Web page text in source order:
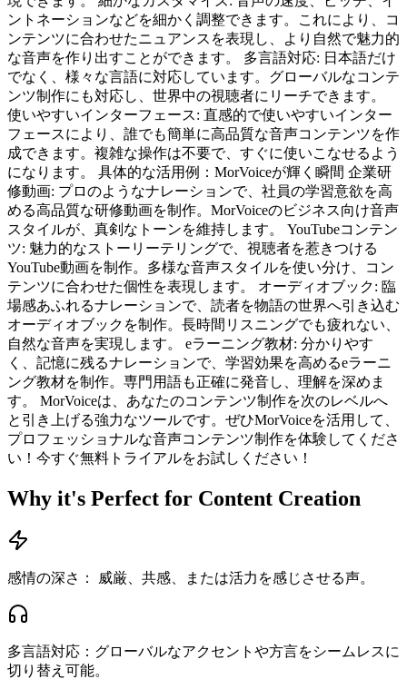
ントネーションなどを細かく調整できます。これにより、コ
ンテンツに合わせたニュアンスを表現し、より自然で魅力的
な音声を作り出すことができます。 多言語対応: 日本語だけ
でなく、様々な言語に対応しています。グローバルなコンテ
ンツ制作にも対応し、世界中の視聴者にリーチできます。
使いやすいインターフェース: 直感的で使いやすいインター
フェースにより、誰でも簡単に高品質な音声コンテンツを作
成できます。複雑な操作は不要で、すぐに使いこなせるよう
になります。 具体的な活用例：MorVoiceが輝く瞬間 企業研
修動画: プロのようなナレーションで、社員の学習意欲を高
める高品質な研修動画を制作。MorVoiceのビジネス向け音声
スタイルが、真剣なトーンを維持します。 YouTubeコンテン
ツ: 魅力的なストーリーテリングで、視聴者を惹きつける
YouTube動画を制作。多様な音声スタイルを使い分け、コン
テンツに合わせた個性を表現します。 オーディオブック: 臨
場感あふれるナレーションで、読者を物語の世界へ引き込む
オーディオブックを制作。長時間リスニングでも疲れない、
自然な音声を実現します。 eラーニング教材: 分かりやす
く、記憶に残るナレーションで、学習効果を高めるeラーニ
ング教材を制作。専門用語も正確に発音し、理解を深めま
す。 MorVoiceは、あなたのコンテンツ制作を次のレベルへ
と引き上げる強力なツールです。ぜひMorVoiceを活用して、
プロフェッショナルな音声コンテンツ制作を体験してくださ
い！今すぐ無料トライアルをお試しください！
Why it's Perfect for Content Creation
感情の深さ： 威厳、共感、または活力を感じさせる声。
多言語対応：グローバルなアクセントや方言をシームレスに
切り替え可能。